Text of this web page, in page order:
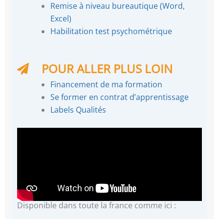
Remise à niveau bureautique (Word,
Excel)
Habilitation test psychométrique
POUR ALLER PLUS LOIN
Financement de ma formation
Se former en contrat d’apprentissage
Labels Qualités
Disponible dans toute la france comme ici :